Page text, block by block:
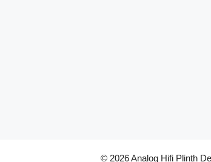
© 2026 Analog Hifi Plinth